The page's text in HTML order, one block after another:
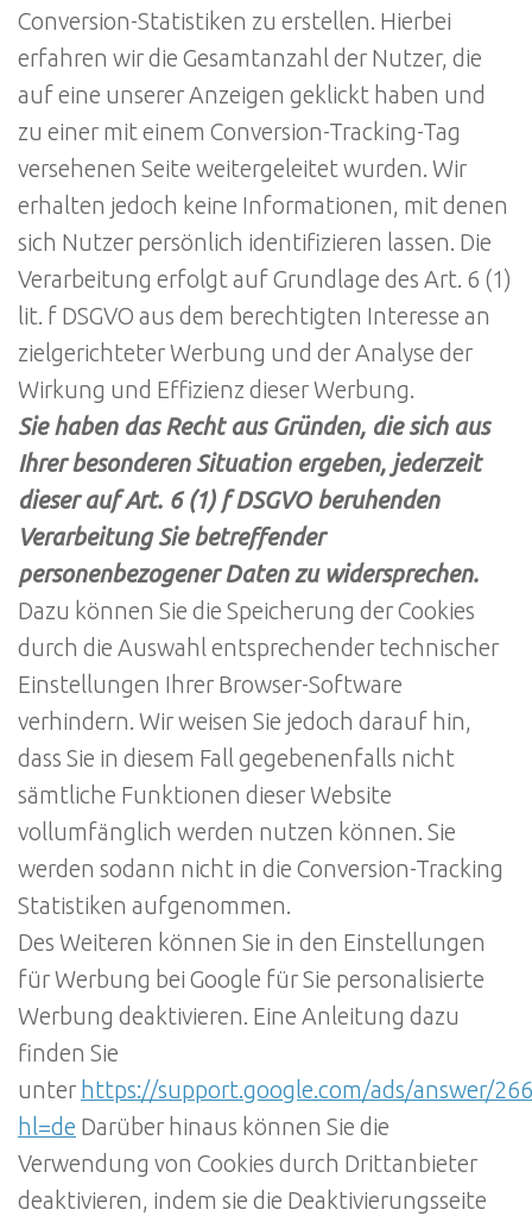
Conversion-Statistiken zu erstellen. Hierbei
erfahren wir die Gesamtanzahl der Nutzer, die
auf eine unserer Anzeigen geklickt haben und
zu einer mit einem Conversion-Tracking-Tag
versehenen Seite weitergeleitet wurden. Wir
erhalten jedoch keine Informationen, mit denen
sich Nutzer persönlich identifizieren lassen. Die
Verarbeitung erfolgt auf Grundlage des Art. 6 (1)
lit. f DSGVO aus dem berechtigten Interesse an
zielgerichteter Werbung und der Analyse der
Wirkung und Effizienz dieser Werbung.
Sie haben das Recht aus Gründen, die sich aus
Ihrer besonderen Situation ergeben, jederzeit
dieser auf Art. 6 (1) f DSGVO beruhenden
Verarbeitung Sie betreffender
personenbezogener Daten zu widersprechen.
Dazu können Sie die Speicherung der Cookies
durch die Auswahl entsprechender technischer
Einstellungen Ihrer Browser-Software
verhindern. Wir weisen Sie jedoch darauf hin,
dass Sie in diesem Fall gegebenenfalls nicht
sämtliche Funktionen dieser Website
vollumfänglich werden nutzen können. Sie
werden sodann nicht in die Conversion-Tracking
Statistiken aufgenommen.
Des Weiteren können Sie in den Einstellungen
für Werbung bei Google für Sie personalisierte
Werbung deaktivieren. Eine Anleitung dazu
finden Sie
unter https://support.google.com/ads/answer/
hl=de Darüber hinaus können Sie die
Verwendung von Cookies durch Drittanbieter
deaktivieren, indem sie die Deaktivierungsseite